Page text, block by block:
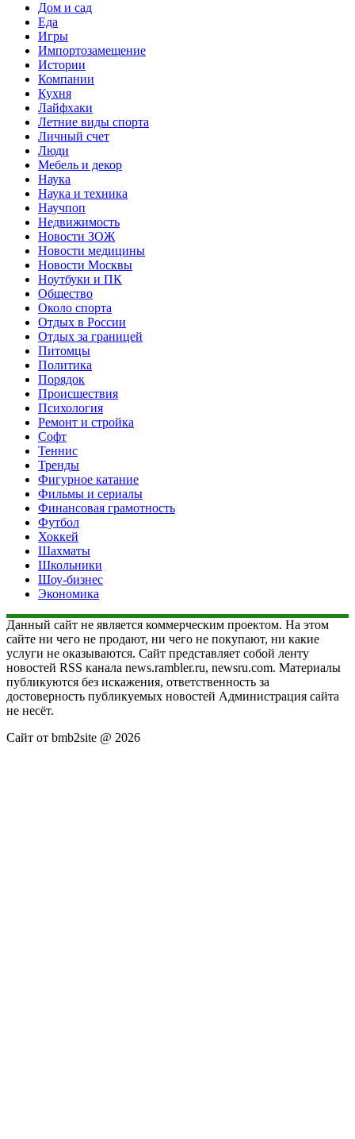
Дом и сад
Еда
Игры
Импортозамещение
Истории
Компании
Кухня
Лайфхаки
Летние виды спорта
Личный счет
Люди
Мебель и декор
Наука
Наука и техника
Научпоп
Недвижимость
Новости ЗОЖ
Новости медицины
Новости Москвы
Ноутбуки и ПК
Общество
Около спорта
Отдых в России
Отдых за границей
Питомцы
Политика
Порядок
Происшествия
Психология
Ремонт и стройка
Софт
Теннис
Тренды
Фигурное катание
Фильмы и сериалы
Финансовая грамотность
Футбол
Хоккей
Шахматы
Школьники
Шоу-бизнес
Экономика
Данный сайт не является коммерческим проектом. На этом
сайте ни чего не продают, ни чего не покупают, ни какие
услуги не оказываются. Сайт представляет собой ленту
новостей RSS канала news.rambler.ru, newsru.com. Материалы
публикуются без искажения, ответственность за
достоверность публикуемых новостей Администрация сайта
не несёт.
Сайт от bmb2site @ 2026